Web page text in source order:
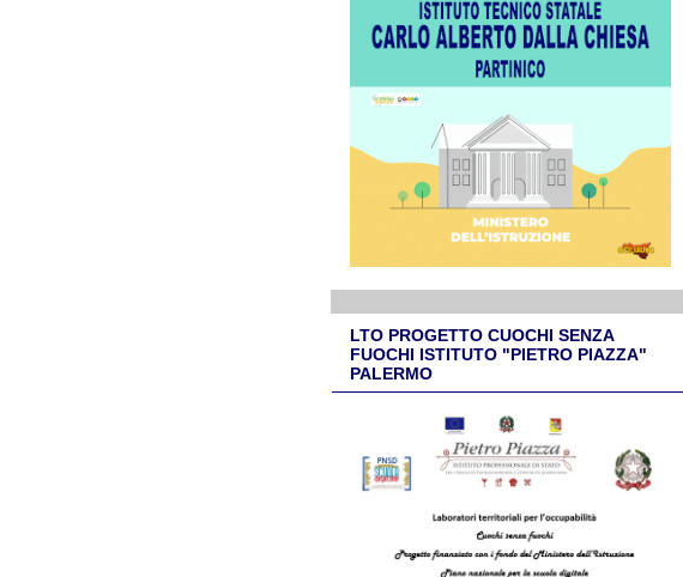
LTO PROGETTO CUOCHI SENZA
FUOCHI ISTITUTO "PIETRO PIAZZA"
PALERMO